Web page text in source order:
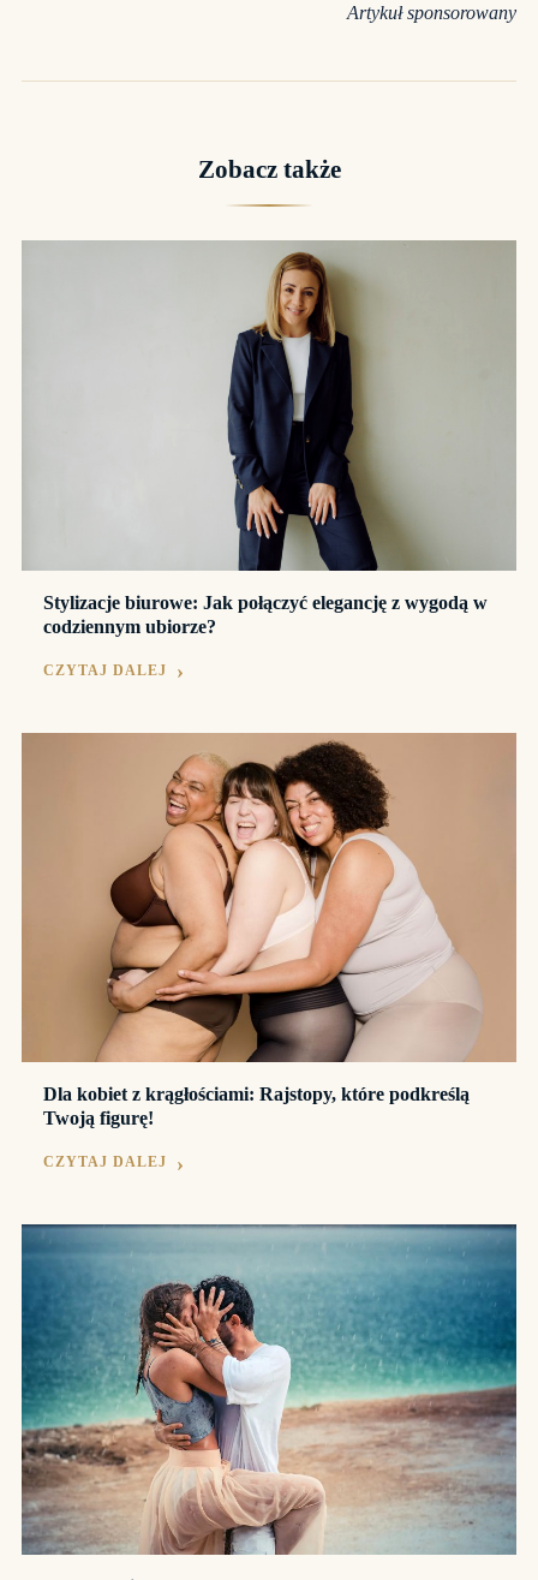
Artykuł sponsorowany
Zobacz także
Stylizacje biurowe: Jak połączyć elegancję z wygodą w
codziennym ubiorze?
CZYTAJ DALEJ
Dla kobiet z krągłościami: Rajstopy, które podkreślą
Twoją figurę!
CZYTAJ DALEJ